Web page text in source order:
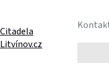
text
Citadela
Litvínov.cz